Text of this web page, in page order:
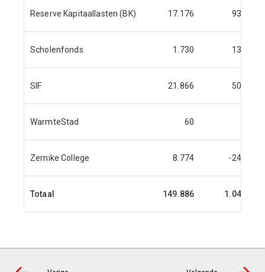
Reserve Kapitaallasten (BK) 17.176 931
Scholenfonds 1.730 135
SIF 21.866 500
WarmteStad 60
Zernike College 8.774 -244
Totaal 149.886 1.045